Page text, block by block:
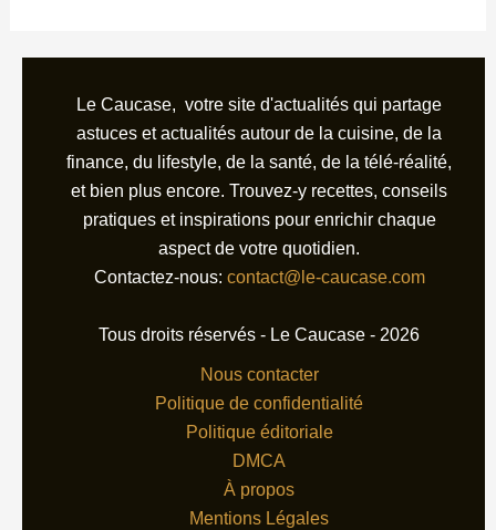
Le Caucase, votre site d'actualités qui partage
astuces et actualités autour de la cuisine, de la
finance, du lifestyle, de la santé, de la télé-réalité,
et bien plus encore. Trouvez-y recettes, conseils
pratiques et inspirations pour enrichir chaque
aspect de votre quotidien.
Contactez-nous: contact@le-caucase.com
Tous droits réservés - Le Caucase - 2026
Nous contacter
Politique de confidentialité
Politique éditoriale
DMCA
À propos
Mentions Légales